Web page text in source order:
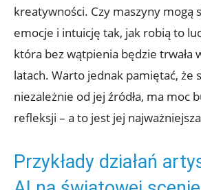
kreatywności. Czy maszyny mogą
emocje i intuicję tak, jak robią to
która bez wątpienia będzie trwała
latach. Warto jednak pamiętać, że
niezależnie od jej źródła, ma moc
refleksji – a to jest jej
Przykłady działań